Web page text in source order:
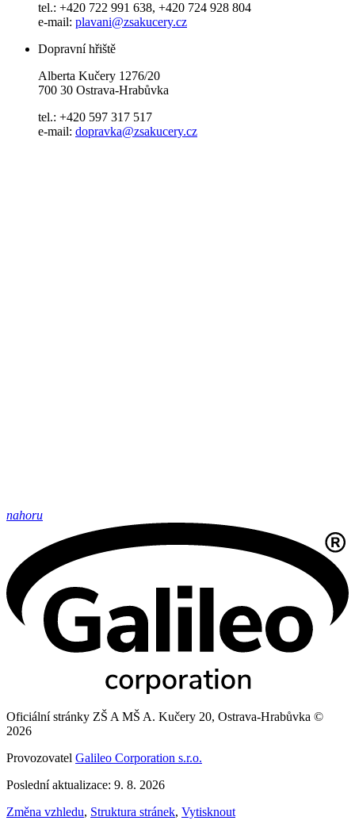
tel.: +420 722 991 638, +420 724 928 804
e-mail: plavani@zsakucery.cz
Dopravní hřiště
Alberta Kučery 1276/20
700 30 Ostrava-Hrabůvka
tel.: +420 597 317 517
e-mail: dopravka@zsakucery.cz
nahoru
Oficiální stránky ZŠ A MŠ A. Kučery 20, Ostrava-Hrabůvka ©
2026
Provozovatel Galileo Corporation s.r.o.
Poslední aktualizace: 9. 8. 2026
Změna vzhledu, Struktura stránek, Vytisknout